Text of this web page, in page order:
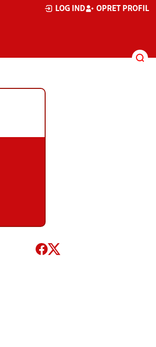
LOG IND OPRET PROFIL